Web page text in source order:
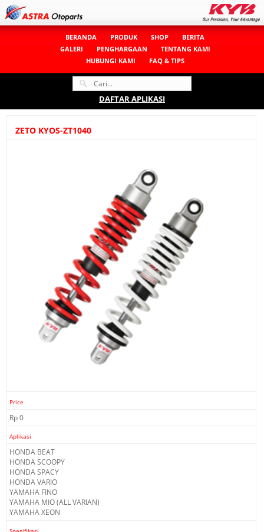
BERANDA PRODUK SHOP
BERITA
GALERI
PENGHARGAAN
TENTANG KAMI
HUBUNGI KAMI
FAQ & TIPS
DAFTAR APLIKASI
ZETO KYOS-ZT1040
Price
Rp 0
Aplikasi
HONDA BEAT
HONDA SCOOPY
HONDA SPACY
HONDA VARIO
YAMAHA FINO
YAMAHA MIO (ALL VARIAN)
YAMAHA XEON